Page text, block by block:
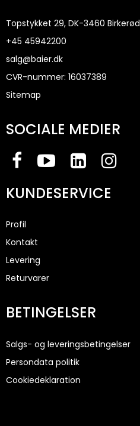
Topstykket 29, DK-3460 Birkerød
+45 45942200
salg@baier.dk
CVR-nummer: 16037389
Sitemap
SOCIALE MEDIER
KUNDESERVICE
Profil
Kontakt
Levering
Returvarer
BETINGELSER
Salgs- og leveringsbetingelser
Persondata politik
Cookiedeklaration